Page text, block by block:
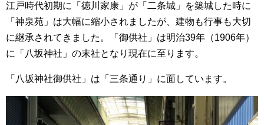
江戸時代初期に「徳川家康」が「二条城」を築城した時に
「神泉苑」は大幅に縮小されましたが、建物も行事も大切
に継承されてきました。「御供社」は明治39年（1906年）
に「八坂神社」の末社となり現在に至ります。
「八坂神社御供社」は「三条通り」に面しています。